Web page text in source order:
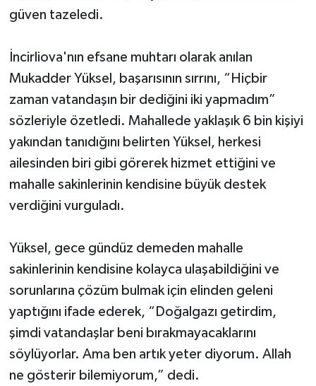
güven tazeledi.
İncirliova'nın efsane muhtarı olarak anılan
Mukadder Yüksel, başarısının sırrını, “Hiçbir
zaman vatandaşın bir dediğini iki yapmadım”
sözleriyle özetledi. Mahallede yaklaşık 6 bin kişiyi
yakından tanıdığını belirten Yüksel, herkesi
ailesinden biri gibi görerek hizmet ettiğini ve
mahalle sakinlerinin kendisine büyük destek
verdiğini vurguladı.
Yüksel, gece gündüz demeden mahalle
sakinlerinin kendisine kolayca ulaşabildiğini ve
sorunlarına çözüm bulmak için elinden geleni
yaptığını ifade ederek, “Doğalgazı getirdim,
şimdi vatandaşlar beni bırakmayacaklarını
söylüyorlar. Ama ben artık yeter diyorum. Allah
ne gösterir bilemiyorum,” dedi.